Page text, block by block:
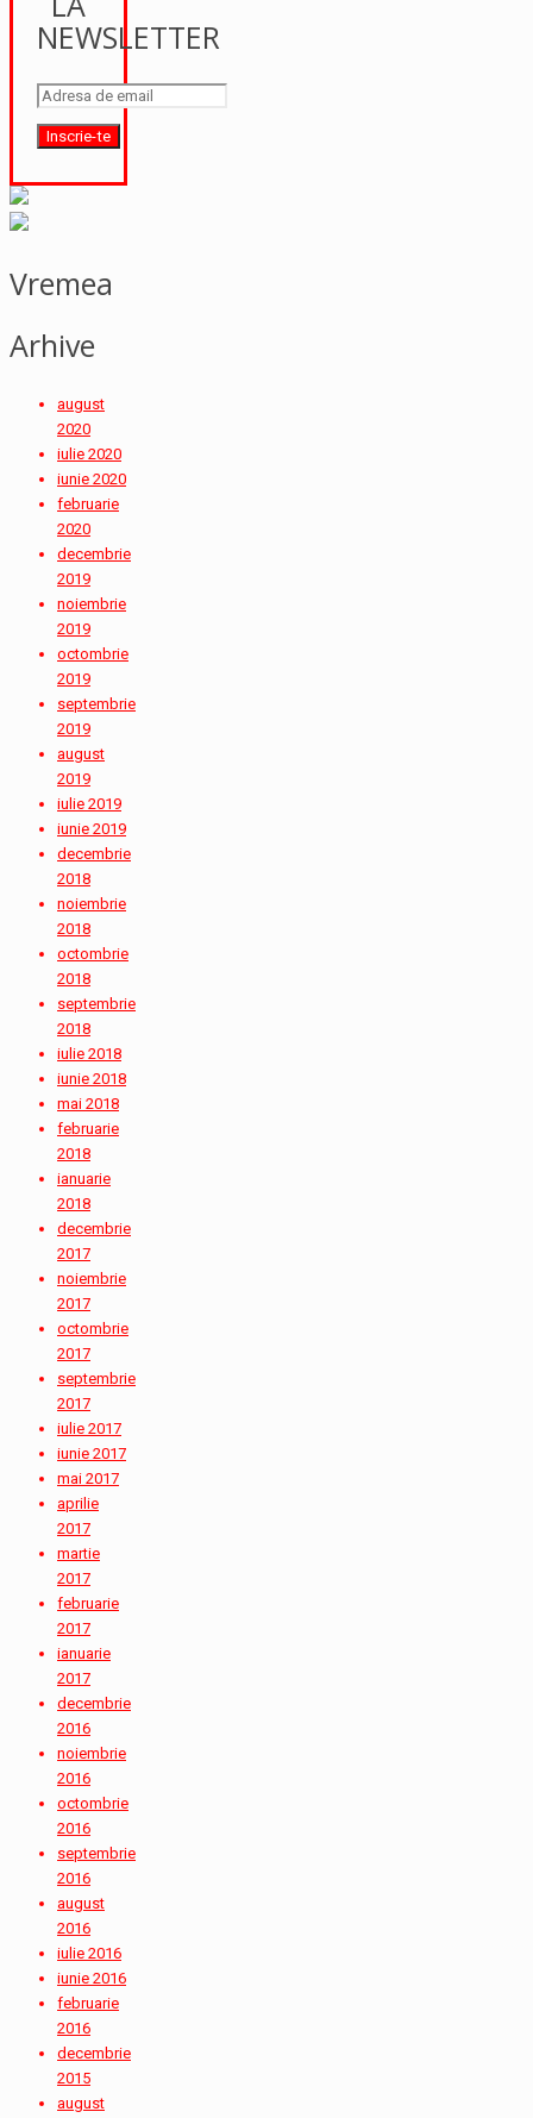
NEWSLETTER
Vremea
Arhive
august
2020
iulie 2020
iunie 2020
februarie
2020
decembrie
2019
noiembrie
2019
octombrie
2019
septembrie
2019
august
2019
iulie 2019
iunie 2019
decembrie
2018
noiembrie
2018
octombrie
2018
septembrie
2018
iulie 2018
iunie 2018
mai 2018
februarie
2018
ianuarie
2018
decembrie
2017
noiembrie
2017
octombrie
2017
septembrie
2017
iulie 2017
iunie 2017
mai 2017
aprilie
2017
martie
2017
februarie
2017
ianuarie
2017
decembrie
2016
noiembrie
2016
octombrie
2016
septembrie
2016
august
2016
iulie 2016
iunie 2016
februarie
2016
decembrie
2015
august